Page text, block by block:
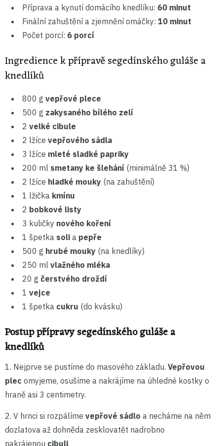
Příprava a kynutí domácího knedlíku: 60 minut
Finální zahuštění a zjemnění omáčky: 10 minut
Počet porcí: 6 porcí
Ingredience k přípravě segedínského guláše a
knedlíků
800 g vepřové plece
500 g zakysaného bílého zelí
2 velké cibule
2 lžíce vepřového sádla
3 lžíce mleté sladké papriky
200 ml smetany ke šlehání (minimálně 31 %)
2 lžíce hladké mouky (na zahuštění)
1 lžička kmínu
2 bobkové listy
3 kuličky nového koření
1 špetka soli a pepře
500 g hrubé mouky (na knedlíky)
250 ml vlažného mléka
20 g čerstvého droždí
1 vejce
1 špetka cukru (do kvásku)
Postup přípravy segedínského guláše a
knedlíků
1. Nejprve se pustíme do masového základu. Vepřovou
plec omyjeme, osušíme a nakrájíme na úhledné kostky o
hraně asi 3 centimetry.
2. V hrnci si rozpálíme vepřové sádlo a necháme na něm
dozlatova až dohněda zesklovatět nadrobno
nakrájenou cibuli.